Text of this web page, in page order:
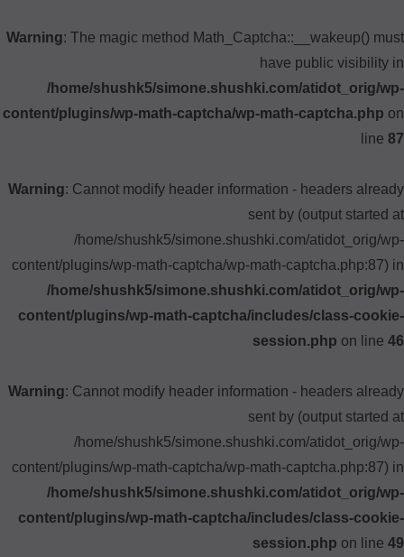
Warning: The magic method Math_Captcha::__wakeup() must
have public visibility in
/home/shushk5/simone.shushki.com/atidot_orig/wp-
content/plugins/wp-math-captcha/wp-math-captcha.php on
line 87
Warning: Cannot modify header information - headers already
sent by (output started at
/home/shushk5/simone.shushki.com/atidot_orig/wp-
content/plugins/wp-math-captcha/wp-math-captcha.php:87) in
/home/shushk5/simone.shushki.com/atidot_orig/wp-
content/plugins/wp-math-captcha/includes/class-cookie-
session.php on line 46
Warning: Cannot modify header information - headers already
sent by (output started at
/home/shushk5/simone.shushki.com/atidot_orig/wp-
content/plugins/wp-math-captcha/wp-math-captcha.php:87) in
/home/shushk5/simone.shushki.com/atidot_orig/wp-
content/plugins/wp-math-captcha/includes/class-cookie-
session.php on line 49